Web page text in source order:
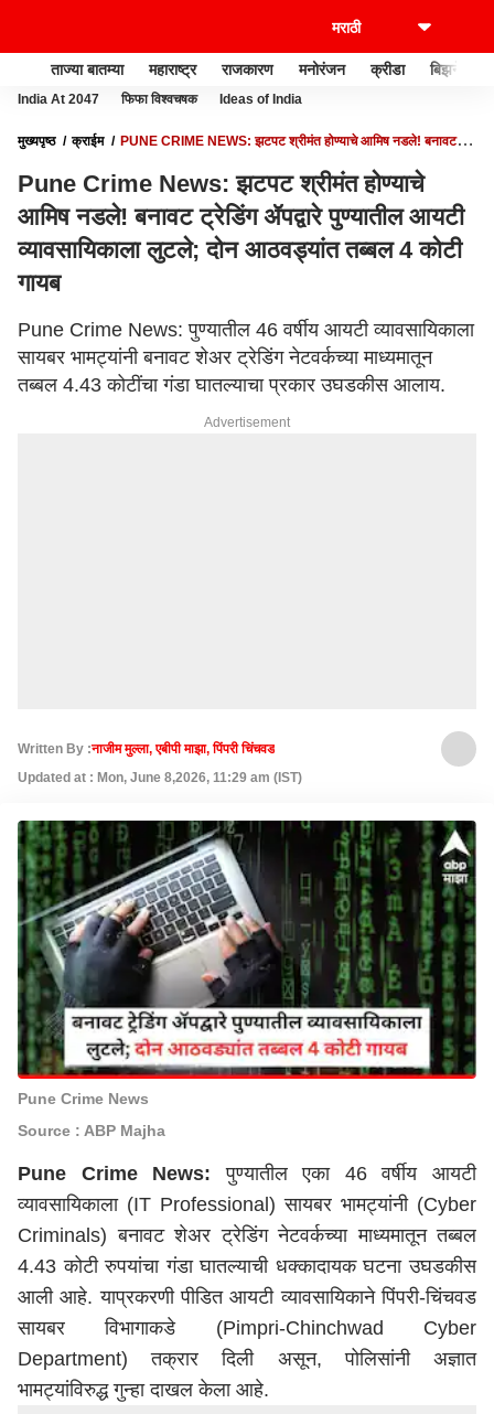
ताज्या बातम्या महाराष्ट्र राजकारण मनोरंजन क्रीडा बिझनेस
India At 2047 फिफा विश्वचषक Ideas of India
मुख्यपृष्ठ क्राईम
PUNE CRIME NEWS: झटपट श्रीमंत होण्याचे आमिष नडले! बनावट
Pune Crime News: झटपट श्रीमंत होण्याचे
आमिष नडले! बनावट ट्रेडिंग ॲपद्वारे पुण्यातील आयटी
व्यावसायिकाला लुटले; दोन आठवड्यांत तब्बल 4 कोटी
गायब
Pune Crime News: पुण्यातील 46 वर्षीय आयटी व्यावसायिकाला
सायबर भामट्यांनी बनावट शेअर ट्रेडिंग नेटवर्कच्या माध्यमातून
तब्बल 4.43 कोटींचा गंडा घातल्याचा प्रकार उघडकीस आलाय.
Advertisement
Written By :नाजीम मुल्ला, एबीपी माझा, पिंपरी चिंचवड
Updated at : Mon, June 8,2026, 11:29 am (IST)
Pune Crime News
Source : ABP Majha
Pune Crime News: पुण्यातील एका 46 वर्षीय आयटी
व्यावसायिकाला (IT Professional) सायबर भामट्यांनी (Cyber
Criminals) बनावट शेअर ट्रेडिंग नेटवर्कच्या माध्यमातून तब्बल
4.43 कोटी रुपयांचा गंडा घातल्याची धक्कादायक घटना उघडकीस
आली आहे. याप्रकरणी पीडित आयटी व्यावसायिकाने पिंपरी-चिंचवड
सायबर विभागाकडे (Pimpri-Chinchwad Cyber
Department) तक्रार दिली असून, पोलिसांनी अज्ञात
भामट्यांविरुद्ध गुन्हा दाखल केला आहे.